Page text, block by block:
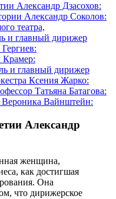
Александр Дзасохов:
Александр Соколов:
театра,
и главный дирижер
и главный дирижер
Ксения Жарко:
Татьяна Батагова:
Вайнштейн:
Александр
женщина,
как достигшая
Она
что дирижерское